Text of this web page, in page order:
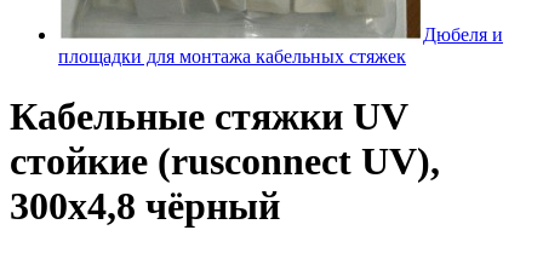
Дюбеля и
площадки для монтажа кабельных стяжек
Кабельные стяжки UV
стойкие (rusconnect UV),
300x4,8 чёрный